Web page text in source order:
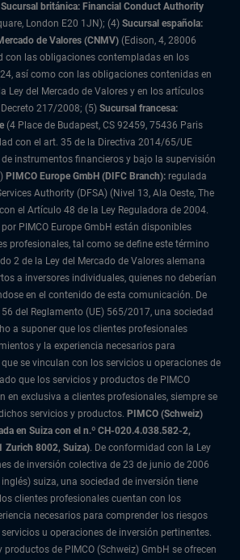
Sucursal británica: Financial Conduct Authority
London E20 1JN); (4) Sucursal española:
de Valores (CNMV) (Edison, 4, 28006
con las obligaciones contempladas en los
así como con las obligaciones contenidas en
Ley del Mercado de Valores y en los artículos
217/2008; (5) Sucursal francesa:
(4 Place de Budapest, CS 92459, 75436 Paris
con el art. 35 de la Directiva 2014/65/UE
instrumentos financieros y bajo la supervisión
PIMCO Europe GmbH (DIFC Branch): regulada
Authority (DFSA) (Nivel 13, Ala Oeste, The
el Artículo 48 de la Ley Reguladora de 2004.
PIMCO Europe GmbH están disponibles
profesionales, tal como se define este término
2 de la Ley del Mercado de Valores alemana
a inversores individuales, quienes no deberían
en el contenido de esta comunicación. De
del Reglamento (UE) 565/2017, una sociedad
a suponer que los clientes profesionales
y la experiencia necesarios para
se vinculan con los servicios u operaciones de
que los servicios y productos de PIMCO
en exclusiva a clientes profesionales, siempre se
servicios y productos. PIMCO (Schweiz)
en Suiza con el n.º CH-020.4.038.582-2,
Zurich 8002, Suiza). De conformidad con la Ley
de inversión colectiva de 23 de junio de 2006
suiza, una sociedad de inversión tiene
clientes profesionales cuentan con los
necesarios para comprender los riesgos
u operaciones de inversión pertinentes.
productos de PIMCO (Schweiz) GmbH se ofrecen